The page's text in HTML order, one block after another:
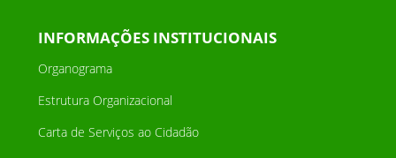
INFORMAÇÕES INSTITUCIONAIS
Organograma
Estrutura Organizacional
Carta de Serviços ao Cidadão